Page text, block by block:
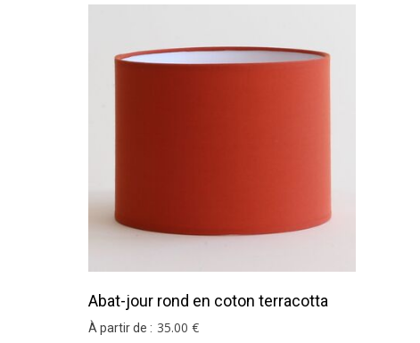
Abat-jour rond en coton terracotta
À partir de : 35.00 €